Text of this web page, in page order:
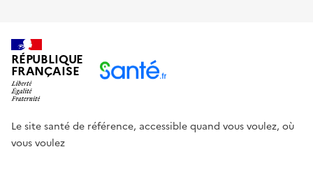
RÉPUBLIQUE
FRANÇAISE
Le site santé de référence, accessible quand vous voulez, où
vous voulez